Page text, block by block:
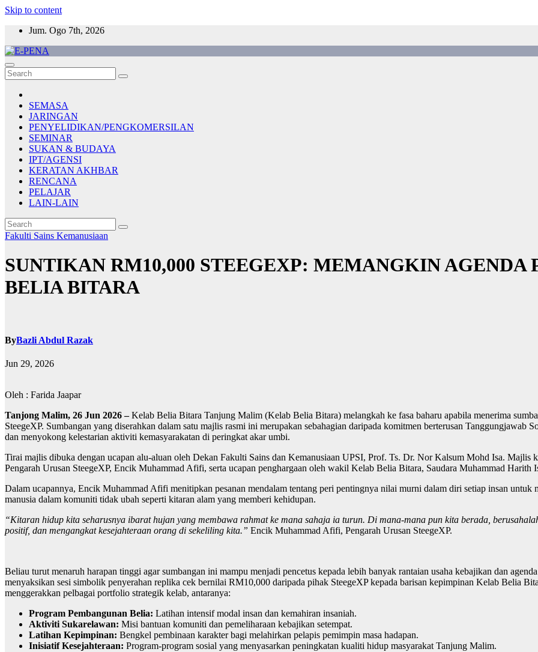
Skip to content
Jum. Ogo 7th, 2026
E-PENA
Berita Digital Terkini
SEMASA
JARINGAN
PENYELIDIKAN/PENGKOMERSILAN
SEMINAR
SUKAN & BUDAYA
IPT/AGENSI
KERATAN AKHBAR
RENCANA
PELAJAR
LAIN-LAIN
Fakulti Sains Kemanusiaan
SUNTIKAN RM10,000 STEEGEXP: MEMANGKIN
BELIA BITARA
ByBazli Abdul Razak
Jun 29, 2026
Oleh : Farida Jaapar
Tanjong Malim, 26 Jun 2026 –Kelab Belia Bitara Tanjung Malim (Kelab Belia Bitara) melangkah ke fasa baharu apabila menerima
SteegeXP. Sumbangan yang diserahkan dalam satu majlis rasmi ini merupakan sebahagian daripada komitmen berterusan Tanggungjawab
dan menyokong kelestarian aktiviti kemasyarakatan di peringkat akar umbi.
Tirai majlis dibuka dengan ucapan alu-aluan oleh Dekan Fakulti Sains dan Kemanusiaan UPSI, Prof. Ts. Dr. Nor Kalsum Mohd Isa. Majlis
Pengarah Urusan SteegeXP, Encik Muhammad Afifi, serta ucapan penghargaan oleh wakil Kelab Belia Bitara, Saudara Muhammad Harith
Dalam ucapannya, Encik Muhammad Afifi menitipkan pesanan mendalam tentang peri pentingnya nilai murni dalam diri setiap insan
manusia dalam komuniti tidak ubah seperti kitaran alam yang memberi kehidupan.
“Kitaran hidup kita seharusnya ibarat hujan yang membawa rahmat ke mana sahaja ia turun. Di mana-mana pun kita berada,
positif, dan mengangkat kesejahteraan orang di sekeliling kita.” Encik Muhammad Afifi, Pengarah Urusan SteegeXP.
Beliau turut menaruh harapan tinggi agar sumbangan ini mampu menjadi pencetus kepada lebih banyak rantaian usaha kebajikan dan
menyaksikan sesi simbolik penyerahan replika cek bernilai RM10,000 daripada pihak SteegeXP kepada barisan kepimpinan Kelab Belia
menggerakkan pelbagai portfolio strategik kelab, antaranya:
Program Pembangunan Belia: Latihan intensif modal insan dan kemahiran insaniah.
Aktiviti Sukarelawan: Misi bantuan komuniti dan pemeliharaan kebajikan setempat.
Latihan Kepimpinan: Bengkel pembinaan karakter bagi melahirkan pelapis pemimpin masa hadapan.
Inisiatif Kesejahteraan: Program-program sosial yang menyasarkan peningkatan kualiti hidup masyarakat Tanjung Malim.